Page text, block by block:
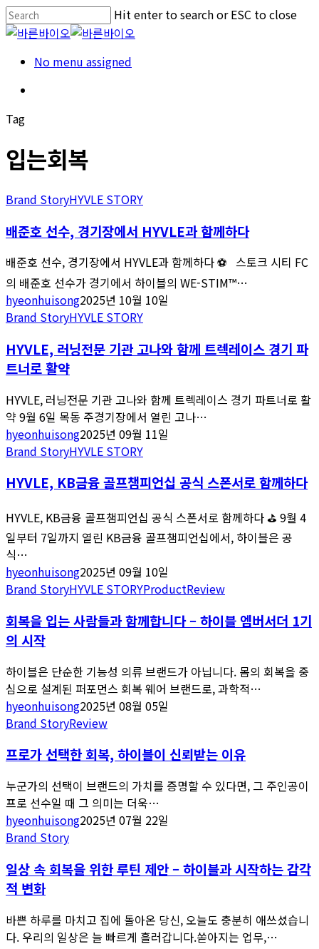
Skip
to
content
Hit enter to search or ESC to close
Close
Menu No menu assigned
Tag
입는회복
Brand StoryHYVLE STORY
배준호 선수, 경기장에서 HYVLE과 함께하다
배준호 선수, 경기장에서 HYVLE과 함께하다 ⚽️ 스토크 시티 FC
의 배준호 선수가 경기에서 하이블의 WE-STIM™…
hyeonhuisong2025년 10월 10일
Brand StoryHYVLE STORY
HYVLE, 러닝전문 기관 고나와 함께 트렉레이스 경기 파
트너로 활약
HYVLE, 러닝전문 기관 고나와 함께 트렉레이스 경기 파트너로 활
약 9월 6일 목동 주경기장에서 열린 고나…
hyeonhuisong2025년 09월 11일
Brand StoryHYVLE STORY
HYVLE, KB금융 골프챔피언십 공식 스폰서로 함께하다
HYVLE, KB금융 골프챔피언십 공식 스폰서로 함께하다 ⛳ 9월 4
일부터 7일까지 열린 KB금융 골프챔피언십에서, 하이블은 공
식…
hyeonhuisong2025년 09월 10일
Brand StoryHYVLE STORYProductReview
회복을 입는 사람들과 함께합니다 – 하이블 엠버서더 1기
의 시작
하이블은 단순한 기능성 의류 브랜드가 아닙니다. 몸의 회복을 중
심으로 설계된 퍼포먼스 회복 웨어 브랜드로, 과학적…
hyeonhuisong2025년 08월 05일
Brand StoryReview
프로가 선택한 회복, 하이블이 신뢰받는 이유
누군가의 선택이 브랜드의 가치를 증명할 수 있다면, 그 주인공이
프로 선수일 때 그 의미는 더욱…
hyeonhuisong2025년 07월 22일
Brand Story
일상 속 회복을 위한 루틴 제안 – 하이블과 시작하는 감각
적 변화
바쁜 하루를 마치고 집에 돌아온 당신, 오늘도 충분히 애쓰셨습니
다. 우리의 일상은 늘 빠르게 흘러갑니다.쏟아지는 업무,…